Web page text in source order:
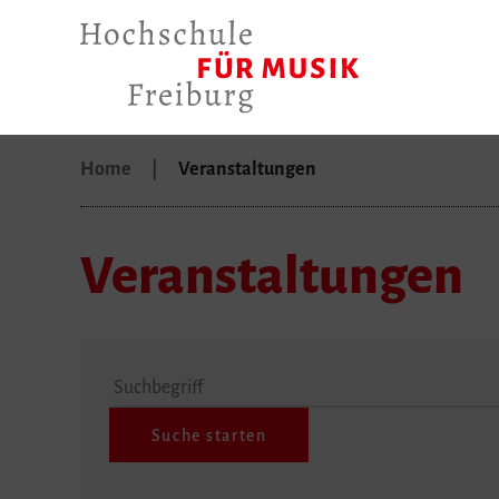
Home Veranstaltungen
Veranstaltungen
Suchbegriff